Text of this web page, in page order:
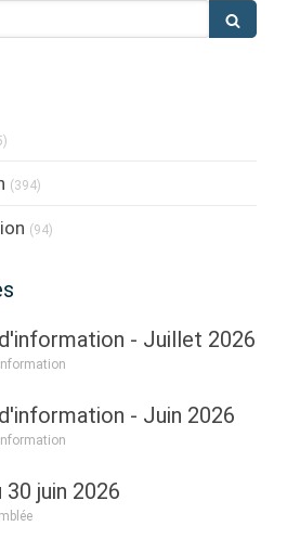
(394)
(94)
- Juillet 2026
- Juin 2026
30 juin 2026